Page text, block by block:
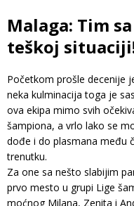
Malaga: Tim
teškoj
Početkom prošle decenije
neka kulminacija toga je
ova ekipa mimo svih
šampiona, a vrlo lako se
dođe i do plasmana među
trenutku.
Za one sa nešto slabijim
prvo mesto u grupi Lige
moćnog Milana, Zenita i